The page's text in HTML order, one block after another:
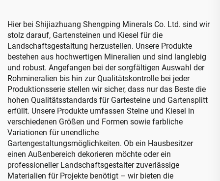
Hier bei Shijiazhuang Shengping Minerals Co. Ltd. sind wir
stolz darauf, Gartensteinen und Kiesel für die
Landschaftsgestaltung herzustellen. Unsere Produkte
bestehen aus hochwertigen Mineralien und sind langlebig
und robust. Angefangen bei der sorgfältigen Auswahl der
Rohmineralien bis hin zur Qualitätskontrolle bei jeder
Produktionsserie stellen wir sicher, dass nur das Beste die
hohen Qualitätsstandards für Gartesteine und Gartensplitt
erfüllt. Unsere Produkte umfassen Steine und Kiesel in
verschiedenen Größen und Formen sowie farbliche
Variationen für unendliche
Gartengestaltungsmöglichkeiten. Ob ein Hausbesitzer
einen Außenbereich dekorieren möchte oder ein
professioneller Landschaftsgestalter zuverlässige
Materialien für Projekte benötigt – wir bieten die